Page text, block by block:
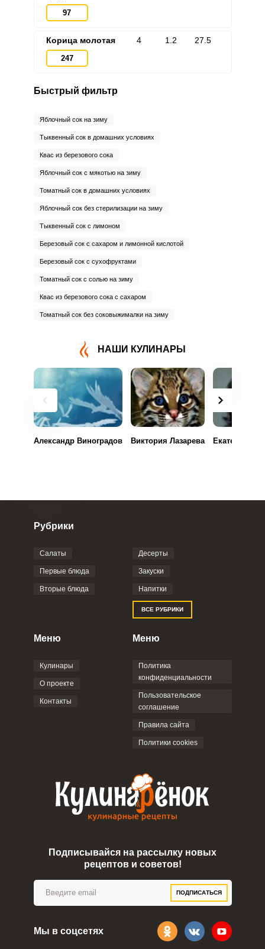
97
Корица молотая
247
4 1.2 27.5
Быстрый фильтр
Яблочный сок на зиму
Тыквенный сок в домашних условиях
Квас из березового сока
Яблочный сок с мякотью на зиму
Томатный сок в домашних условиях
Яблочный сок без стерилизации на зиму
Тыквенный сок с лимоном
Березовый сок с сахаром и лимонной кислотой
Березовый сок с сухофруктами
Томатный сок с солью на зиму
Квас из березового сока с сахаром
Томатный сок без соковыжималки на зиму
НАШИ КУЛИНАРЫ
Александр Виноградов Виктория Лазарева Екатерина
Рубрики
Салаты
Первые блюда
Вторые блюда
Десерты
Закуски
Напитки
ВСЕ РУБРИКИ
Меню
Кулинары
О проекте
Контакты
Меню
Политика
конфиденциальности
Пользовательское
соглашение
Правила сайта
Политики cookies
Подписывайся на рассылку новых
рецептов и советов!
ПОДПИСАТЬСЯ
Мы в соцсетях